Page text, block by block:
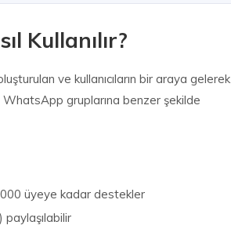
Kullanılır?
ve kullanıcıların bir araya gelerek
gruplarına benzer şekilde
üyeye kadar destekler